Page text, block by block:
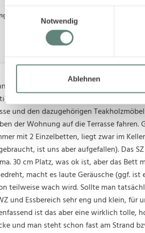
Notwendig
Ablehnen
4.2
hochwertig renoviert, voll
Kochmesser und alle kleinen Dinge,
und den dazugehörigen
der Wohnung auf die Terrasse fahren.
mit 2 Einzelbetten, liegt zwar im
ist uns aber aufgefallen). Das
30 cm Platz, was ok ist, aber das Bett
macht es laute Geräusche (ggf.
teilweise wach wird. Sollte man
und Essbereich sehr eng und klein, für
ist das aber eine wirklich tolle,
und man steht schon fast am Strand